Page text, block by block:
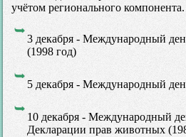
учётом регионального компонента.
3 декабря - Международный
(1998 год)
5 декабря - Международный
10 декабря - Международный
Декларации прав животных